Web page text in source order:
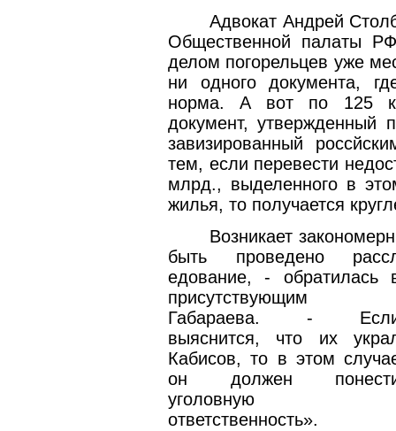
Адвокат Андрей
Общественной палаты
делом погорельцев уже
ни одного документа,
норма. А вот по 125
документ, утвержденный
завизированный
тем, если перевести
млрд., выделенного в
жилья, то получается
Возникает
быть проведено
едование, - обратилась
присутствующим
Габараева. -
выяснится, что их
Кабисов, то в этом
он должен
уголовную
ответственность».